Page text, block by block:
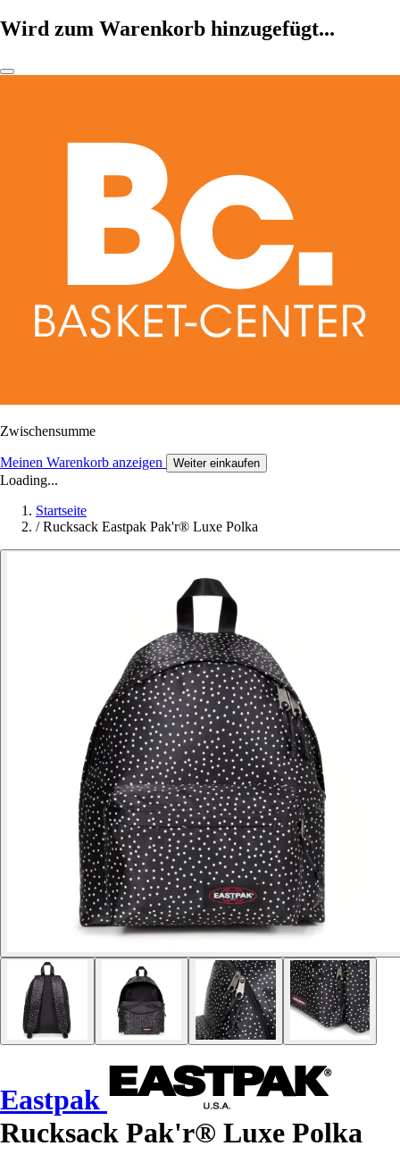
Wird zum Warenkorb hinzugefügt...
Zwischensumme
Meinen Warenkorb anzeigen Weiter einkaufen
Loading...
Startseite
/ Rucksack Eastpak Pak'r® Luxe Polka
Eastpak
Rucksack Pak'r® Luxe Polka